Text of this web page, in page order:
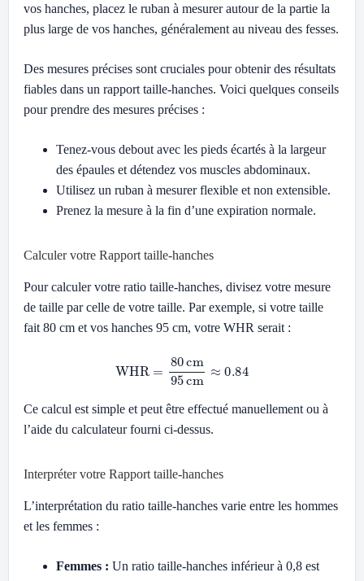
vos hanches, placez le ruban à mesurer autour de la partie la
plus large de vos hanches, généralement au niveau des fesses.
Des mesures précises sont cruciales pour obtenir des résultats
fiables dans un rapport taille-hanches. Voici quelques conseils
pour prendre des mesures précises :
Tenez-vous debout avec les pieds écartés à la largeur
des épaules et détendez vos muscles abdominaux.
Utilisez un ruban à mesurer flexible et non extensible.
Prenez la mesure à la fin d’une expiration normale.
Calculer votre Rapport taille-hanches
Pour calculer votre ratio taille-hanches, divisez votre mesure
de taille par celle de votre taille. Par exemple, si votre taille
fait 80 cm et vos hanches 95 cm, votre WHR serait :
cm 95cm
Ce calcul est simple et peut être effectué manuellement ou à
l’aide du calculateur fourni ci-dessus.
Interpréter votre Rapport taille-hanches
L’interprétation du ratio taille-hanches varie entre les hommes
et les femmes :
Femmes : Un ratio taille-hanches inférieur à 0,8 est